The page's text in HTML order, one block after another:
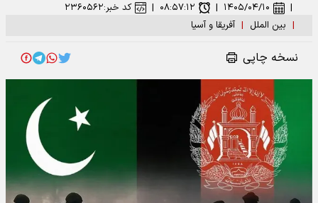
| بین الملل | آفریقا و آسیا
| ۱۴۰۵/۰۴/۱۰ | ۰۸:۵۷:۱۲ | کد خبر:۲۳۶۰۵۶۲
نسخه چاپی